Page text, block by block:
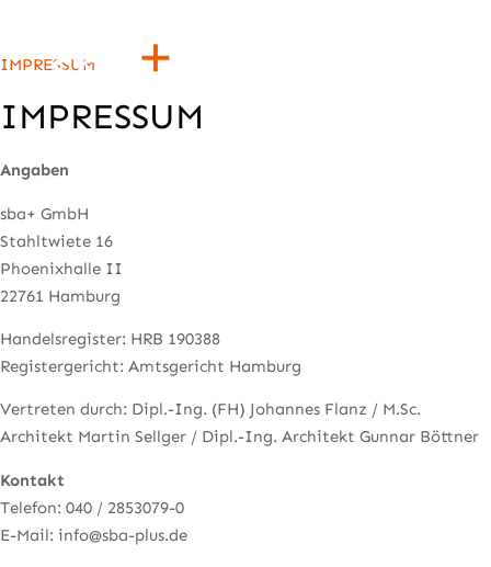
IMPRESSUM
IMPRESSUM
Angaben
sba+ GmbH
Stahltwiete 16
Phoenixhalle II
22761 Hamburg
Handelsregister: HRB 190388
Registergericht: Amtsgericht Hamburg
Vertreten durch: Dipl.-Ing. (FH) Johannes Flanz / M.Sc.
Architekt Martin Sellger / Dipl.-Ing. Architekt Gunnar Böttner
Kontakt
Telefon: 040 / 2853079-0
E-Mail: info@sba-plus.de